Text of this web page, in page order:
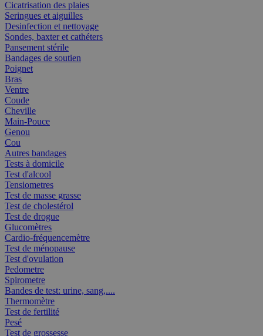
Cicatrisation des plaies
Seringues et aiguilles
Desinfection et nettoyage
Sondes, baxter et cathéters
Pansement stérile
Bandages de soutien
Poignet
Bras
Ventre
Coude
Cheville
Main-Pouce
Genou
Cou
Autres bandages
Tests à domicile
Test d'alcool
Tensiometres
Test de masse grasse
Test de cholestérol
Test de drogue
Glucomètres
Cardio-fréquencemètre
Test de ménopause
Test d'ovulation
Pedometre
Spirometre
Bandes de test: urine, sang,....
Thermomètre
Test de fertilité
Pesé
Test de grossesse